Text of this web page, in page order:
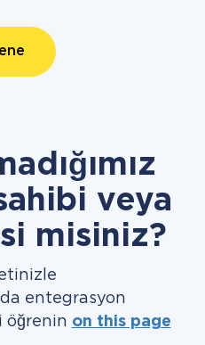
veya
misiniz?
entegrasyon
öğrenin on this page